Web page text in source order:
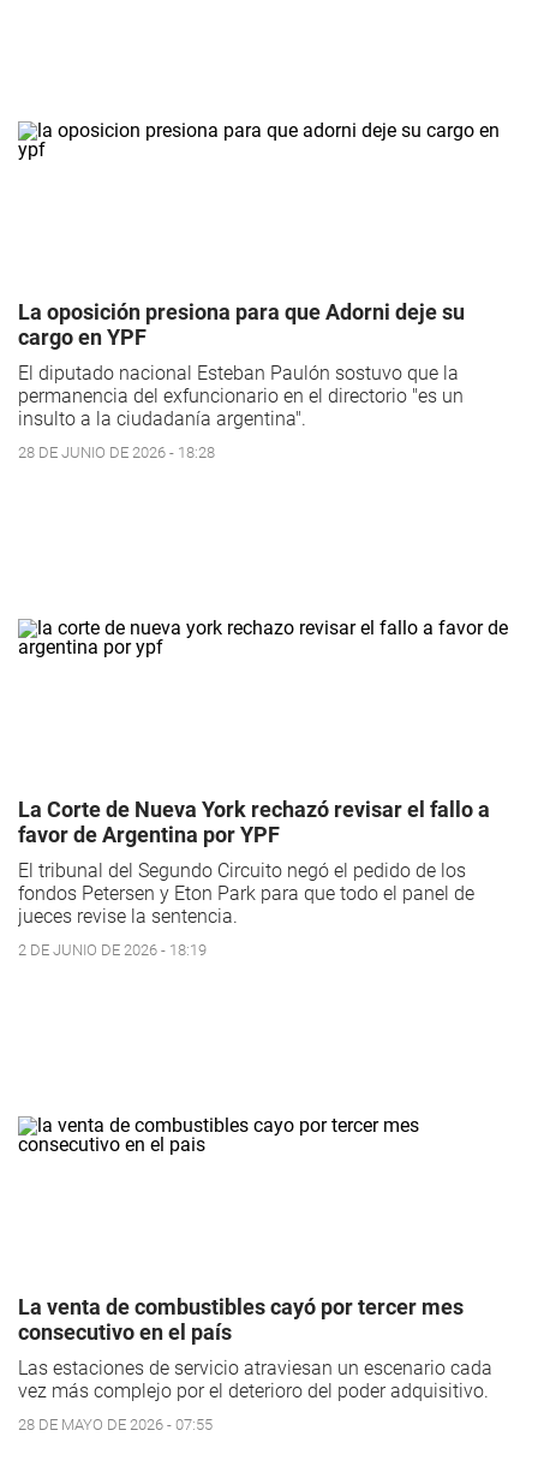
La oposición presiona para que Adorni deje su
cargo en YPF
El diputado nacional Esteban Paulón sostuvo que la
permanencia del exfuncionario en el directorio "es un
insulto a la ciudadanía argentina".
28 DE JUNIO DE 2026 - 18:28
La Corte de Nueva York rechazó revisar el fallo a
favor de Argentina por YPF
El tribunal del Segundo Circuito negó el pedido de los
fondos Petersen y Eton Park para que todo el panel de
jueces revise la sentencia.
2 DE JUNIO DE 2026 - 18:19
La venta de combustibles cayó por tercer mes
consecutivo en el país
Las estaciones de servicio atraviesan un escenario cada
vez más complejo por el deterioro del poder adquisitivo.
28 DE MAYO DE 2026 - 07:55